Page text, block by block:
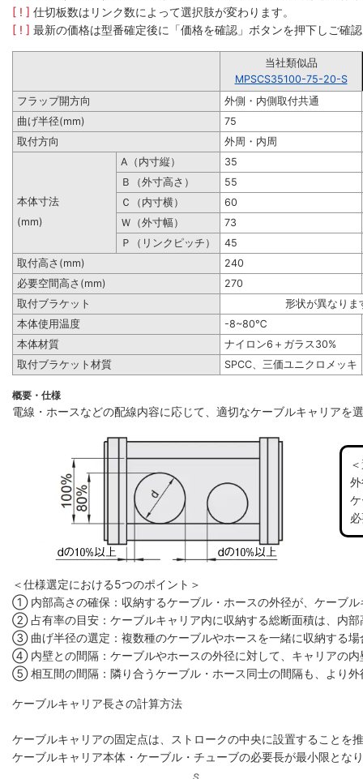
[ ! ] 仕切板数はリンク数によって選択肢が変わります。
[ ! ] 最新の価格は型番確定後に「価格を確認」ボタンを押下しご確
当社類似品
MPSCS35100-75-20-S
フラップ開方向
外側・内側取付共通
曲げ半径(mm)
75
取付方向
外周・内周
A（内寸縦）
35
Ｂ（外寸高さ）
55
本体寸法
Ｃ（内寸横）
60
(mm)
Ｗ（外寸幅）
73
Ｐ（リンクピッチ）
45
取付高さ(mm)
240
必要空間高さ(mm)
270
取付ブラケット
形状が異なりま
本体使用温度
-8~80℃
本体材質
ナイロン6＋ガラス30%
取付ブラケット材質
SPCC、三価ユニクロメッキ
概要・仕様
電線・ホースなどの配線内容に応じて、適切なケーブルキャリアを
＜仕様選定における5つのポイント＞
① 内部高さの確保：収納するケーブル・ホースの外径が、ケーブ
② 占有率の目安：ケーブルキャリア内に収納する総断面積は、内
③ 曲げ半径の選定：複数種のケーブルやホースを一緒に収納する
④ 内壁との間隔：ケーブルやホースの外径に対して、キャリアの
⑤ 相互間の間隔：隣り合うケーブル・ホース同士の間隔も、より
ケーブルキャリア長さの計算方法
ケーブルキャリアの固定点は、ストロークの中央に設置することを
ケーブルキャリア本体・ケーブル・チューブの必要長が最小限とな